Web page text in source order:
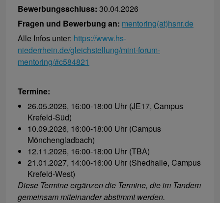
Bewerbungsschluss: 30.04.2026
Fragen und Bewerbung an: mentoring(at)hsnr.de
Alle Infos unter: https://www.hs-
niederrhein.de/gleichstellung/mint-forum-
mentoring/#c584821
Termine:
26.05.2026, 16:00-18:00 Uhr (JE17, Campus
Krefeld-Süd)
10.09.2026, 16:00-18:00 Uhr (Campus
Mönchengladbach)
12.11.2026, 16:00-18:00 Uhr (TBA)
21.01.2027, 14:00-16:00 Uhr (Shedhalle, Campus
Krefeld-West)
Diese Termine ergänzen die Termine, die im Tandem
gemeinsam miteinander abstimmt werden.